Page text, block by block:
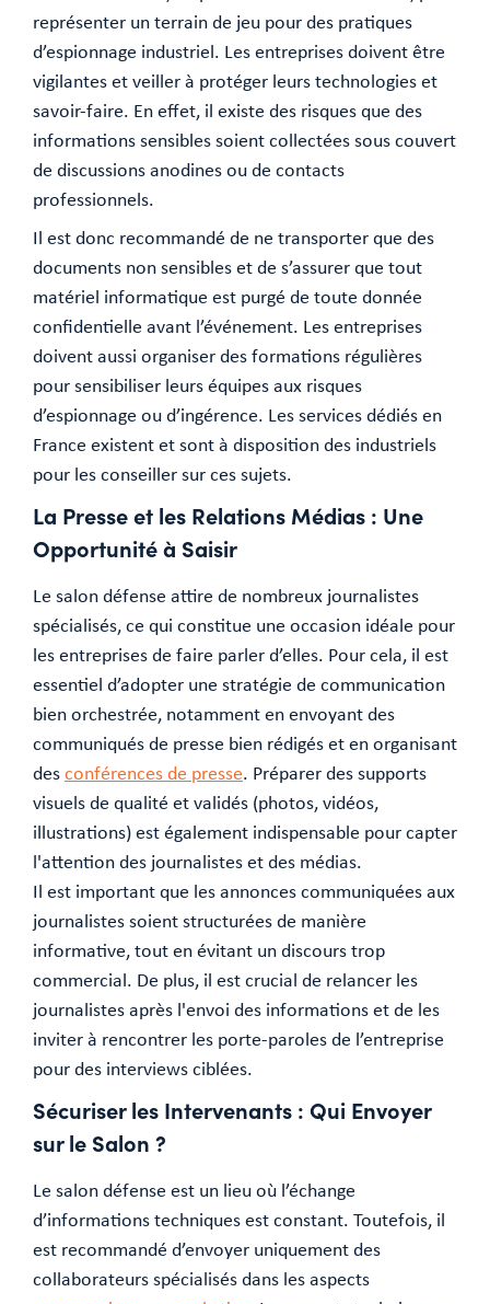
représenter un terrain de jeu pour des pratiques
d’espionnage industriel. Les entreprises doivent être
vigilantes et veiller à protéger leurs technologies et
savoir-faire. En effet, il existe des risques que des
informations sensibles soient collectées sous couvert
de discussions anodines ou de contacts
professionnels.
Il est donc recommandé de ne transporter que des
documents non sensibles et de s’assurer que tout
matériel informatique est purgé de toute donnée
confidentielle avant l’événement. Les entreprises
doivent aussi organiser des formations régulières
pour sensibiliser leurs équipes aux risques
d’espionnage ou d’ingérence. Les services dédiés en
France existent et sont à disposition des industriels
pour les conseiller sur ces sujets.
La Presse et les Relations Médias : Une
Opportunité à Saisir
Le salon défense attire de nombreux journalistes
spécialisés, ce qui constitue une occasion idéale pour
les entreprises de faire parler d’elles. Pour cela, il est
essentiel d’adopter une stratégie de communication
bien orchestrée, notamment en envoyant des
communiqués de presse bien rédigés et en organisant
desconférences de presse. Préparer des supports
visuels de qualité et validés (photos, vidéos,
illustrations) est également indispensable pour capter
l'attention des journalistes et des médias.
Il est important que les annonces communiquées aux
journalistes soient structurées de manière
informative, tout en évitant un discours trop
commercial. De plus, il est crucial de relancer les
journalistes après l'envoi des informations et de les
inviter à rencontrer les porte-paroles de l’entreprise
pour des interviews ciblées.
Sécuriser les Intervenants : Qui Envoyer
sur le Salon ?
Le salon défense est un lieu où l’échange
d’informations techniques est constant. Toutefois, il
est recommandé d’envoyer uniquement des
collaborateurs spécialisés dans les aspects